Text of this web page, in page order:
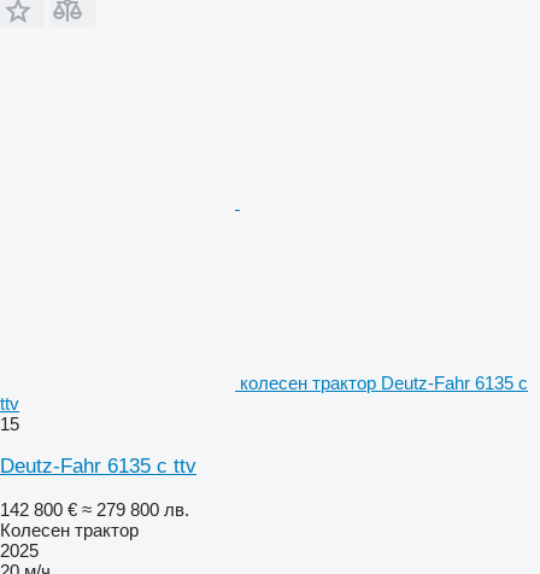
колесен трактор Deutz-Fahr 6135 c
ttv
15
Deutz-Fahr 6135 c ttv
142 800 € ≈ 279 800 лв.
Колесен трактор
2025